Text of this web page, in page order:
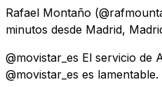
Rafael Montaño
minutos desde Madrid,
@movistar_es El servicio de
@movistar_es es